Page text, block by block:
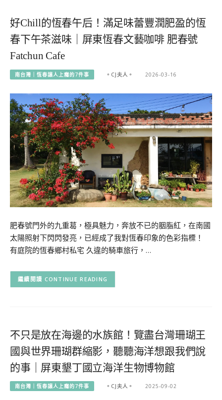
好Chill的恆春午后！滿足味蕾豐潤肥盈的恆
春下午茶滋味｜屏東恆春文藝咖啡 肥春號
Fatchun Cafe
南台灣｜恆春讓人上癮的7件事 。CJ夫人。 2026-03-16
肥春號門外的九重葛，極具魅力，奔放不已的胭脂紅，在南國
太陽照射下閃閃發亮，已經成了我對恆春印象的色彩指標！
有庭院的恆春鄉村私宅 久違的騎車旅行，…
CONTINUE READING
不只是放在海邊的水族館！覽盡台灣珊瑚王
國與世界珊瑚群縮影，聽聽海洋想跟我們說
的事｜屏東墾丁國立海洋生物博物館
南台灣｜恆春讓人上癮的7件事 。CJ夫人。 2025-09-02